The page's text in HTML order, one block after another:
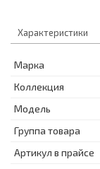
Характеристики
Марка
Коллекция
Модель
Группа товара
Артикул в прайсе